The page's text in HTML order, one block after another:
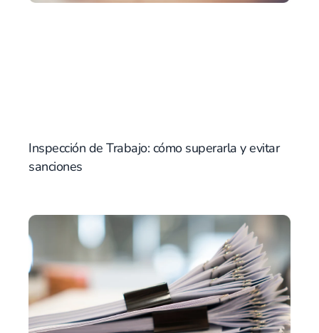
Inspección de Trabajo: cómo superarla y evitar
sanciones